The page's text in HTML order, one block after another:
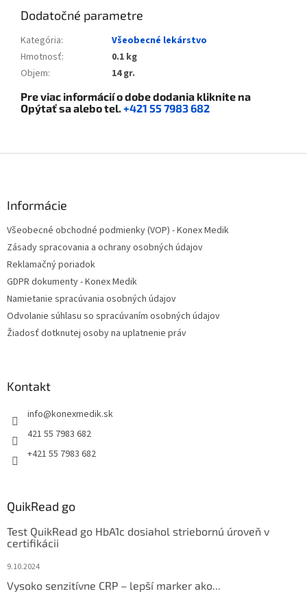
Dodatočné parametre
Kategória:
Všeobecné lekárstvo
Hmotnosť:
0.1 kg
Objem: 14 gr.
Pre viac informácií o dobe dodania kliknite na
Opýtať saalebo tel. +421 55 7983 682
Informácie
Všeobecné obchodné podmienky (VOP) - Konex Medik
Zásady spracovania a ochrany osobných údajov
Reklamačný poriadok
GDPR dokumenty - Konex Medik
Namietanie spracúvania osobných údajov
Odvolanie súhlasu so spracúvaním osobných údajov
Žiadosť dotknutej osoby na uplatnenie práv
Kontakt
info@konexmedik.sk
421 55 7983 682
+421 55 7983 682
QuikRead go
Test QuikRead go HbA1c dosiahol striebornú úroveň v
certifikácii
9.10.2024
Vysoko senzitívne CRP – lepší marker ako...